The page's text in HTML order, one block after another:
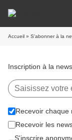
Accueil » S'abonner à la
Inscription à la
Recevoir chaque
Recevoir les
S'inscrire